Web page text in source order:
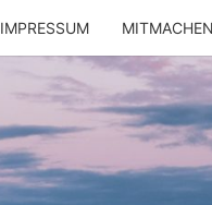
IMPRESSUM